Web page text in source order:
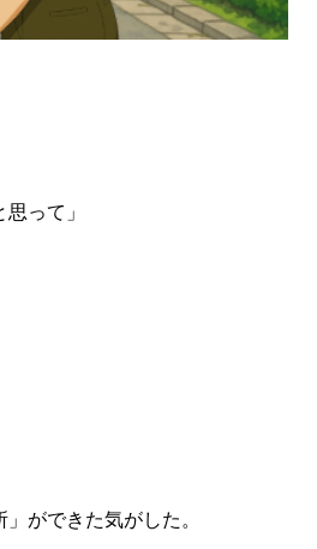
って」
ができた気がした。